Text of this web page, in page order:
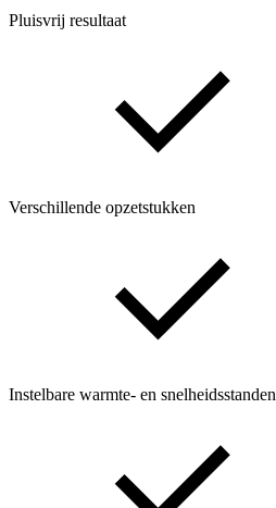
Pluisvrij resultaat
Verschillende opzetstukken
Instelbare warmte- en snelheidsstanden